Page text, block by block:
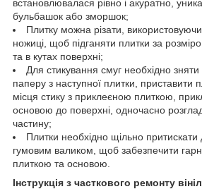
встановлювалася рівно і акуратно,
бульбашок або зморшок;
Плитку можна різати,
ножиці, щоб підганяти плитки за
та в кутах поверхні;
Для стикування смуг необхідно
паперу з наступної плитки, приставити
місця стику з приклеєною плиткою,
основою до поверхні, одночасно
частину;
Плитки необхідно щільно
гумовим валиком, щоб забезпечити
плиткою та основою.
Інструкція з часткового ремонту